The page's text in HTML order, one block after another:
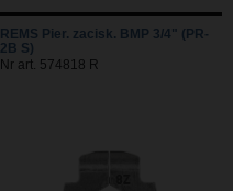
REMS Pier. zacisk. BMP 3/4" (PR-
2B S)
Nr art. 574818 R